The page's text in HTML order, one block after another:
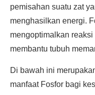
pemisahan suatu zat
menghasilkan energi.
mengoptimalkan
membantu tubuh
Di bawah ini
manfaat Fosfor bagi